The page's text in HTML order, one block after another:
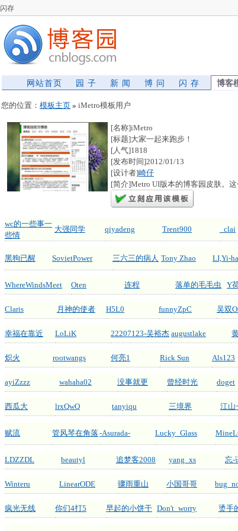
闪存
网站首页 园 子 新 闻 博 问 闪 存 博客
您的位置： 模板主页 » iMetro模板用户
[名称]iMetro
[标题]大家一起来跑步！
[人气]1818
[发布时间]2012/01/13
[设计者]崎仔
[简介]Metro UI版本的博客园皮肤。
wc的一些事一
些情
大强同学 qiyadeng Trent900 _clai
黑狗已醒 SovietPower 三六三的病人 Tony Zhao LI,Yi-
WhereWindsMeet Oten 连程 落单的毛毛虫 Y
Claris 月神的使者 H5L0 funnyZpC 吴双
幸福在靠近 LoLiK 22207123-吴裕杰 augustlake
炽火 rootwangs 何亮1 Rick Sun Als123
ayiZzzz wahaha02 没事就更 曾经时光 doget
西瓜大 lrxQwQ tanyiqu 三境界 江山
赋流 管风琴在角落 -Asurada- Lucky_Glass
LDZZDL beautyl 追梦客2008 yang_xs 忘-
Winteru LinearODE 骤雨重山 小国哥哥
疯光无线 你们4打5 早起的小饼干 Don't_worry 烫手